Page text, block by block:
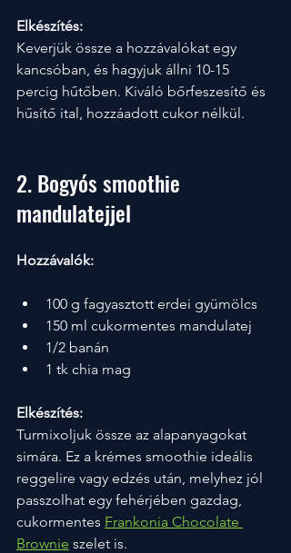
Elkészítés:
Keverjük össze a hozzávalókat egy
kancsóban, és hagyjuk állni 10-15
percig hűtőben. Kiváló bőrfeszesítő és
hűsítő ital, hozzáadott cukor nélkül.
2. Bogyós smoothie
mandulatejjel
Hozzávalók:
100 g fagyasztott erdei gyümölcs
150 ml cukormentes mandulatej
1/2 banán
1 tk chia mag
Elkészítés:
Turmixoljuk össze az alapanyagokat
simára. Ez a krémes smoothie ideális
reggelire vagy edzés után, melyhez jól
passzolhat egy fehérjében gazdag,
cukormentes Frankonia Chocolate
Brownie szelet is.